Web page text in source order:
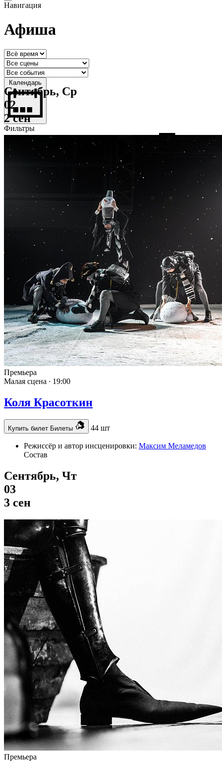
Навигация
Афиша
Календарь
Фильтры
Сентябрь, Ср
02
2 сен
Премьера
Малая сцена ∙ 19:00
Коля Красоткин
Купить билет Билеты 44 шт
Режиссёр и автор инсценировки: Максим Меламедов
Состав
Сентябрь, Чт
03
3 сен
Премьера